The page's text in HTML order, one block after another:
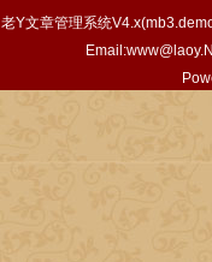
老Y文章管理系统V4.x(